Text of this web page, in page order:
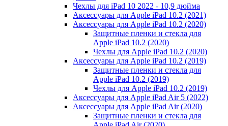
Чехлы для iPad 10 2022 - 10,9 дюйма
Аксессуары для Apple iPad 10.2 (2021)
Аксессуары для Apple iPad 10.2 (2020)
Защитные пленки и стекла для
Apple iPad 10.2 (2020)
Чехлы для Apple iPad 10.2 (2020)
Аксессуары для Apple iPad 10.2 (2019)
Защитные пленки и стекла для
Apple iPad 10.2 (2019)
Чехлы для Apple iPad 10.2 (2019)
Аксессуары для Apple iPad Air 5 (2022)
Аксессуары для Apple iPad Air (2020)
Защитные пленки и стекла для